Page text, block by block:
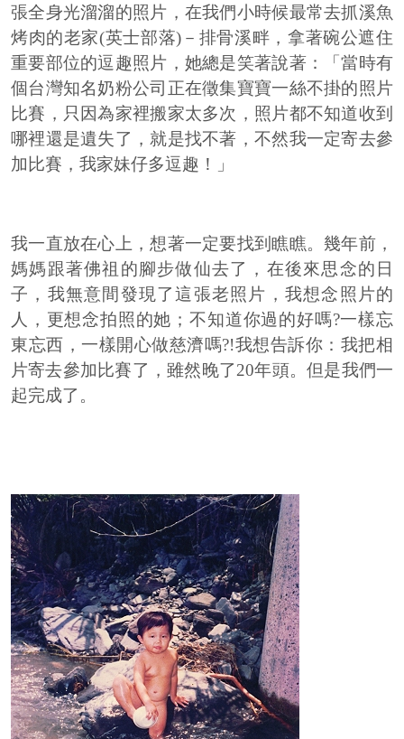
張全身光溜溜的照片，在我們小時候最常去抓溪魚
烤肉的老家(英士部落)－排骨溪畔，拿著碗公遮住
重要部位的逗趣照片，她總是笑著說著：「當時有
個台灣知名奶粉公司正在徵集寶寶一絲不掛的照片
比賽，只因為家裡搬家太多次，照片都不知道收到
哪裡還是遺失了，就是找不著，不然我一定寄去參
加比賽，我家妹仔多逗趣！」
我一直放在心上，想著一定要找到瞧瞧。幾年前，
媽媽跟著佛祖的腳步做仙去了，在後來思念的日
子，我無意間發現了這張老照片，我想念照片的
人，更想念拍照的她；不知道你過的好嗎?一樣忘
東忘西，一樣開心做慈濟嗎?!我想告訴你：我把相
片寄去參加比賽了，雖然晚了20年頭。但是我們一
起完成了。